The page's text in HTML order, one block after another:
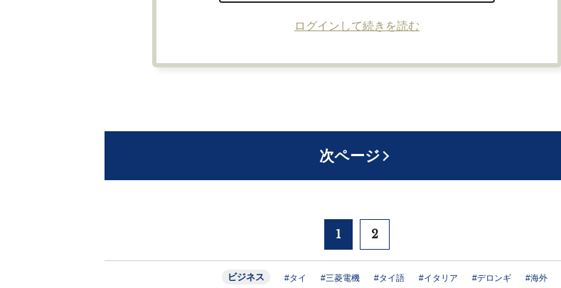
ログインして続きを読む
次ページ
1 2
ビジネス #タイ #三菱電機 #タイ語 #イタリア #デロンギ #海外